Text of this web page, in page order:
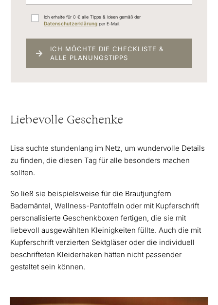
Ich erhalte für 0 € alle Tipps & Ideen gemäß der
Datenschutzerklärung per E-Mail.
ICH MÖCHTE DIE CHECKLISTE &
ALLE PLANUNGSTIPPS
Liebevolle Geschenke
Lisa suchte stundenlang im Netz, um wundervolle Details
zu finden, die diesen Tag für alle besonders machen
sollten.
So ließ sie beispielsweise für die Brautjungfern
Bademäntel, Wellness-Pantoffeln oder mit Kupferschrift
personalisierte Geschenkboxen fertigen, die sie mit
liebevoll ausgewählten Kleinigkeiten füllte. Auch die mit
Kupferschrift verzierten Sektgläser oder die individuell
beschrifteten Kleiderhaken hätten nicht passender
gestaltet sein können.